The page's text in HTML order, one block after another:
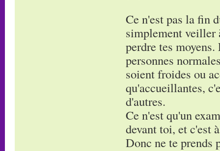
Ce n'est pas la fin
simplement veiller
perdre tes
personnes
soient froides ou
qu'accueillantes,
d'autres.
Ce n'est qu'un
devant toi, et c'est
Donc ne te prends